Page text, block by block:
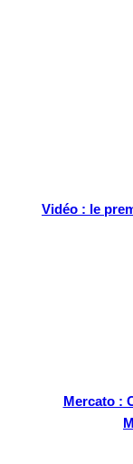
Vidéo : le
Mercato :